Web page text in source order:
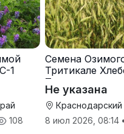
1
108
Семена
Тритикале
Тихон
Не указана
Краснодарский
8 июл 2026, 08:14 •